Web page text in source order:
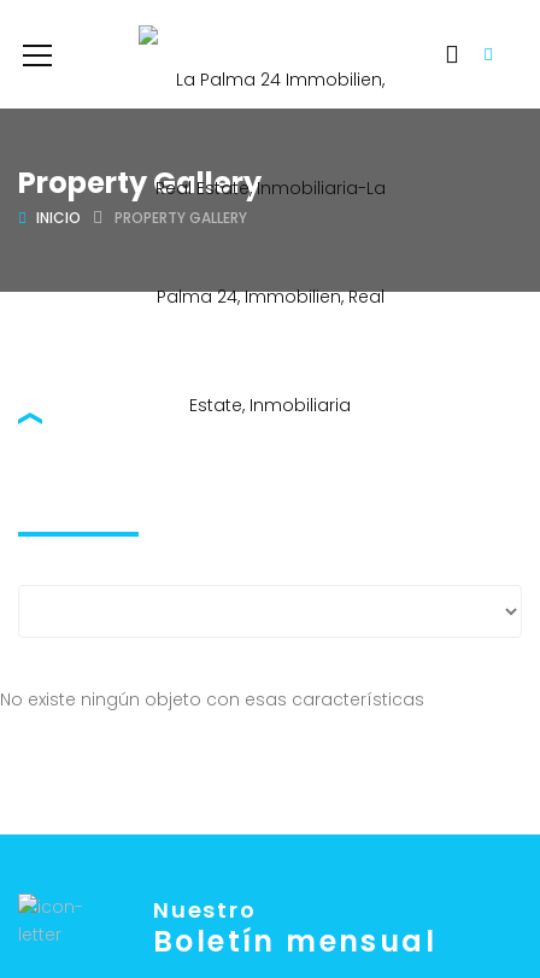
Property Gallery
INICIO PROPERTY GALLERY
No existe ningún objeto con esas características
Nuestro
Boletín mensual